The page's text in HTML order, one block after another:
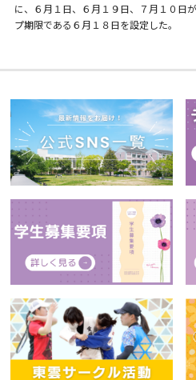
に、６月１日、６月１９日、７月１０日
プ期限である６月１８日を設定した。